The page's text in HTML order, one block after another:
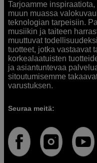
Tarjoamme
muun muassa
teknologian tarpeisiin.
musiikin ja taiteen
muuttuvat
tuotteet, jotka vastaavat
korkealaatuisten
ja asiantuntevaa
sitoutumisemme
varustuksen.
Seuraa meitä: